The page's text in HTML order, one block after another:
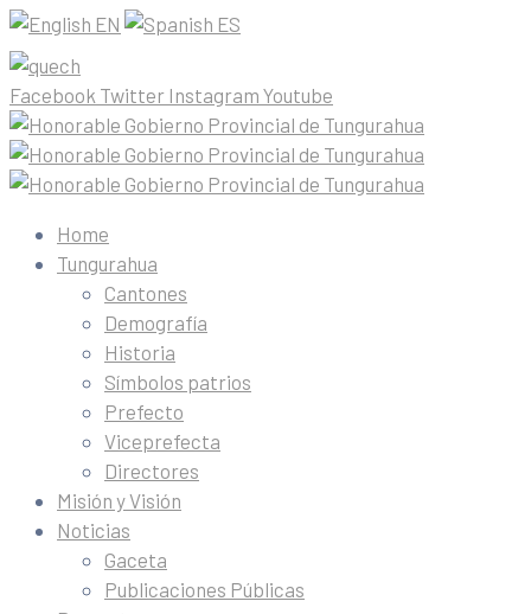
EN ES
Facebook Twitter Instagram Youtube
Home
Tungurahua
Cantones
Demografía
Historia
Símbolos patrios
Prefecto
Viceprefecta
Directores
Misión y Visión
Noticias
Gaceta
Publicaciones Públicas